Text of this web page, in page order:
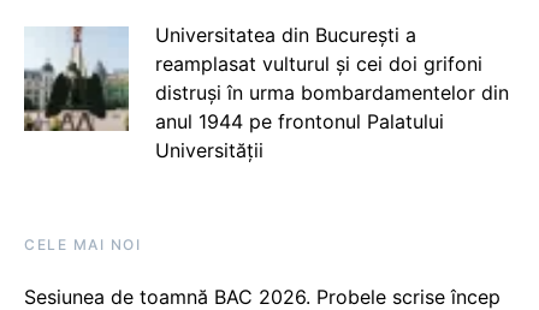
Universitatea din București a
reamplasat vulturul și cei doi grifoni
distruși în urma bombardamentelor din
anul 1944 pe frontonul Palatului
Universității
CELE MAI NOI
Sesiunea de toamnă BAC 2026. Probele scrise încep